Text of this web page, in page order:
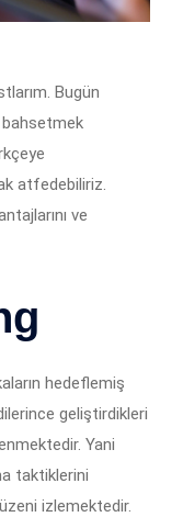
Bugün
atfedebiliriz.
ve
hedeflemiş
geliştirdikleri
Yani
taktiklerini
izlemektedir.